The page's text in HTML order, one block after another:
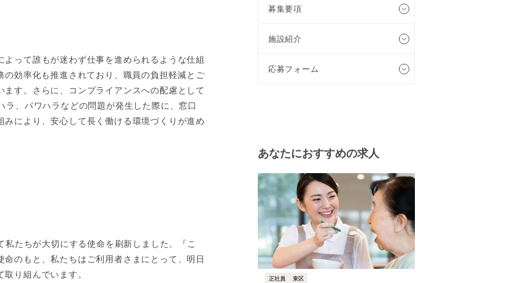
よって誰もが迷わず仕事を進められるような仕組
効率化も推進されており、職員の負担軽減とご
す。さらに、コンプライアンスへの配慮として
ラ、パワハラなどの問題が発生した際に、窓口
により、安心して長く働ける環境づくりが進め
たちが大切にする使命を刷新しました。『こ
のもと、私たちはご利用者さまにとって、明日
り組んでいます。
募集要項
施設紹介
応募フォーム
あなたにおすすめの求人
正社員 東区